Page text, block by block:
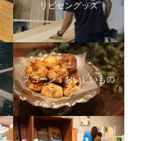
リビセングッズ
スコーン・おいしいもの